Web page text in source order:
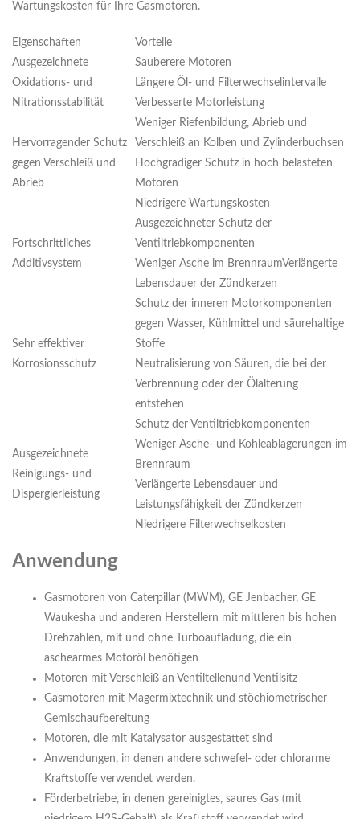
Wartungskosten für Ihre Gasmotoren.
Eigenschaften
Vorteile
Ausgezeichnete
Oxidations- und
Nitrationsstabilität
Sauberere Motoren
Längere Öl- und Filterwechselintervalle
Verbesserte Motorleistung
Hervorragender Schutz
gegen Verschleiß und
Abrieb
Weniger Riefenbildung, Abrieb und
Verschleiß an Kolben und Zylinderbuchsen
Hochgradiger Schutz in hoch belasteten
Motoren
Niedrigere Wartungskosten
Fortschrittliches
Additivsystem
Ausgezeichneter Schutz der
Ventiltriebkomponenten
Weniger Asche im BrennraumVerlängerte
Lebensdauer der Zündkerzen
Sehr effektiver
Korrosionsschutz
Schutz der inneren Motorkomponenten
gegen Wasser, Kühlmittel und säurehaltige
Stoffe
Neutralisierung von Säuren, die bei der
Verbrennung oder der Ölalterung
entstehen
Ausgezeichnete
Reinigungs- und
Dispergierleistung
Schutz der Ventiltriebkomponenten
Weniger Asche- und Kohleablagerungen im
Brennraum
Verlängerte Lebensdauer und
Leistungsfähigkeit der Zündkerzen
Niedrigere Filterwechselkosten
Anwendung
Gasmotoren von Caterpillar (MWM), GE Jenbacher, GE
Waukesha und anderen Herstellern mit mittleren bis hohen
Drehzahlen, mit und ohne Turboaufladung, die ein
aschearmes Motoröl benötigen
Motoren mit Verschleiß an Ventiltellenund Ventilsitz
Gasmotoren mit Magermixtechnik und stöchiometrischer
Gemischaufbereitung
Motoren, die mit Katalysator ausgestattet sind
Anwendungen, in denen andere schwefel- oder chlorarme
Kraftstoffe verwendet werden.
Förderbetriebe, in denen gereinigtes, saures Gas (mit